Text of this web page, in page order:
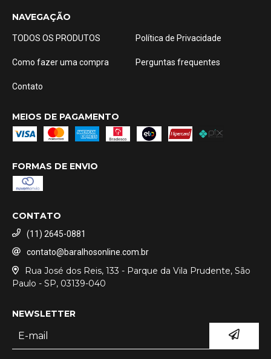
NAVEGAÇÃO
TODOS OS PRODUTOS Política de Privacidade
Como fazer uma compra Perguntas frequentes
Contato
MEIOS DE PAGAMENTO
FORMAS DE ENVIO
CONTATO
(11) 2645-0881
contato@baralhosonline.com.br
Rua José dos Reis, 133 - Parque da Vila Prudente, São
Paulo - SP, 03139-040
NEWSLETTER